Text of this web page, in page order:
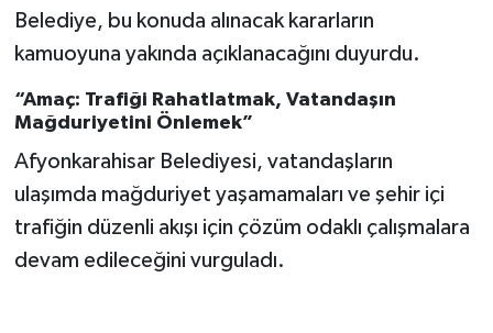
Belediye, bu konuda alınacak kararların
kamuoyuna yakında açıklanacağını duyurdu.
“Amaç: Trafiği Rahatlatmak, Vatandaşın
Mağduriyetini Önlemek”
Afyonkarahisar Belediyesi, vatandaşların
ulaşımda mağduriyet yaşamamaları ve şehir içi
trafiğin düzenli akışı için çözüm odaklı çalışmalara
devam edileceğini vurguladı.